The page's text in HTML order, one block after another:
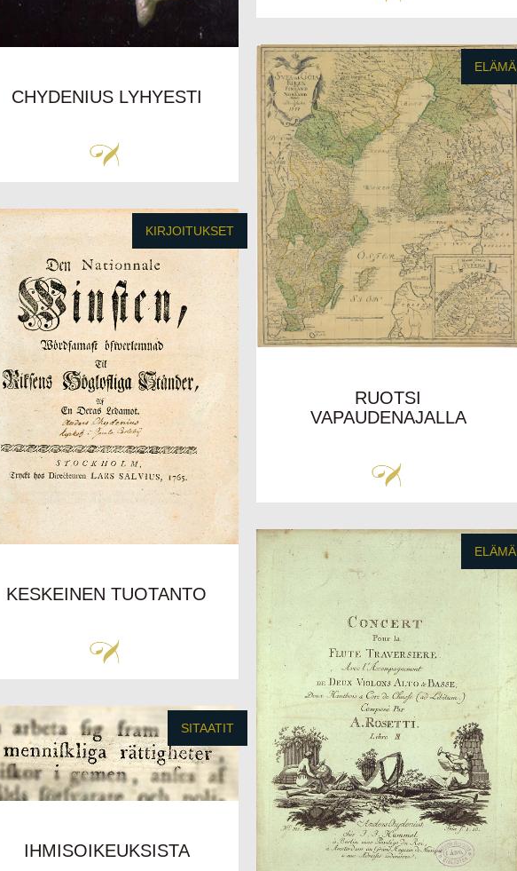
CHYDENIUS LYHYESTI
ELÄMÄ
RUOTSI
VAPAUDENAJALLA
KIRJOITUKSET
KESKEINEN TUOTANTO
ELÄMÄ
SITAATIT
IHMISOIKEUKSISTA